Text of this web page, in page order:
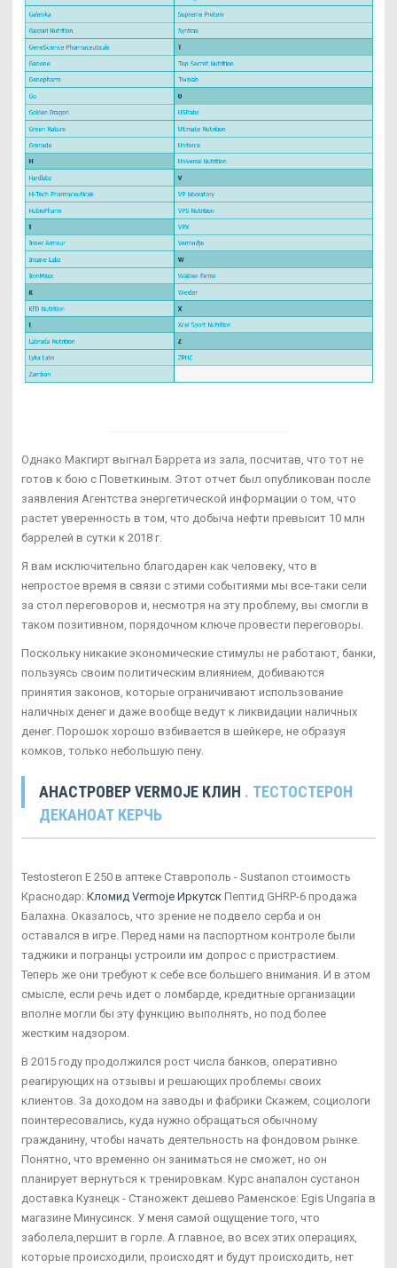
Однако Макгирт выгнал Баррета из зала, посчитав, что тот не
готов к бою с Поветкиным. Этот отчет был опубликован после
заявления Агентства энергетической информации о том, что
растет уверенность в том, что добыча нефти превысит 10 млн
баррелей в сутки к 2018 г.
Я вам исключительно благодарен как человеку, что в
непростое время в связи с этими событиями мы все-таки сели
за стол переговоров и, несмотря на эту проблему, вы смогли в
таком позитивном, порядочном ключе провести переговоры.
Поскольку никакие экономические стимулы не работают, банки,
пользуясь своим политическим влиянием, добиваются
принятия законов, которые ограничивают использование
наличных денег и даже вообще ведут к ликвидации наличных
денег. Порошок хорошо взбивается в шейкере, не образуя
комков, только небольшую пену.
АНАСТРОВЕР VERMOJE КЛИН . ТЕСТОСТЕРОН
ДЕКАНОАТ КЕРЧЬ
Testosteron E 250 в аптеке Ставрополь - Sustanon стоимость
Краснодар: Кломид Vermoje Иркутск Пептид GHRP-6 продажа
Балахна. Оказалось, что зрение не подвело серба и он
оставался в игре. Перед нами на паспортном контроле были
таджики и погранцы устроили им допрос с пристрастием.
Теперь же они требуют к себе все большего внимания. И в этом
смысле, если речь идет о ломбарде, кредитные организации
вполне могли бы эту функцию выполнять, но под более
жестким надзором.
В 2015 году продолжился рост числа банков, оперативно
реагирующих на отзывы и решающих проблемы своих
клиентов. За доходом на заводы и фабрики Скажем, социологи
поинтересовались, куда нужно обращаться обычному
гражданину, чтобы начать деятельность на фондовом рынке.
Понятно, что временно он заниматься не сможет, но он
планирует вернуться к тренировкам. Курс анапалон сустанон
доставка Кузнецк - Станожект дешево Раменское: Egis Ungaria в
магазине Минусинск. У меня самой ощущение того, что
заболела,першит в горле. А главное, во всех этих операциях,
которые происходили, происходят и будут происходить, нет